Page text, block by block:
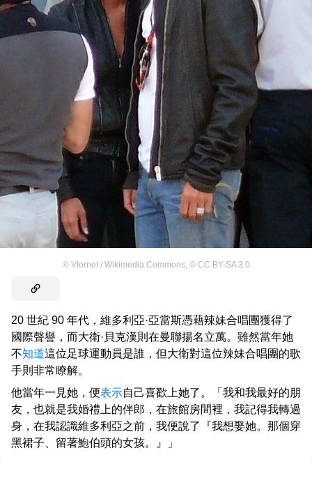
© Vtornet / Wikimedia Commons, © CC BY-SA 3.0
20 世紀 90 年代，維多利亞·亞當斯憑藉辣妹合唱團獲得了
國際聲譽，而大衛·貝克漢則在曼聯揚名立萬。雖然當年她
不知道這位足球運動員是誰，但大衛對這位辣妹合唱團的歌
手則非常瞭解。
他當年一見她，便表示自己喜歡上她了。「我和我最好的朋
友，也就是我婚禮上的伴郎，在旅館房間裡，我記得我轉過
身，在我認識維多利亞之前，我便說了『我想娶她。那個穿
黑裙子、留著鮑伯頭的女孩。』」